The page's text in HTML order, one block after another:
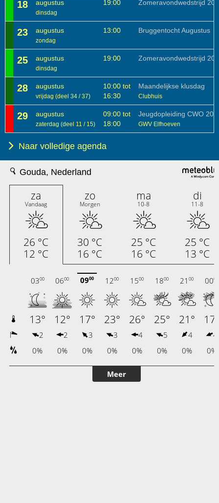
18 augustus
dinsdag
19:00 Zomeravondwedstrijd
23 augustus
zondag
13:00 Bruggentocht Augustus
25 augustus
dinsdag
19:00 Zomeravondwedstrijd
28 augustus
vrijdag (deel 34 / 37)
10:00 tot
16:30
Maandelijkse klusdag
Clubhuis
29 augustus
zaterdag (deel 11 / 15)
09:00 tot
18:00
Jeugdopleiding CWO
GWV Elfhoeven
Naar volledige agenda